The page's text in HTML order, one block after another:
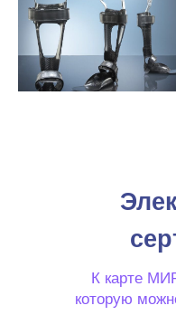
К карте
которую